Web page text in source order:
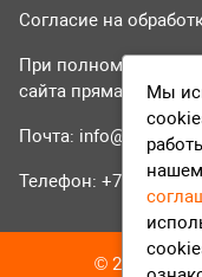
Согласие на
При полном или
сайта прямая
Почта: info@tvr24.tv
Телефон: +7 (496)
© 2016-
Мы